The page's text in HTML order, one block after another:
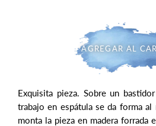
AGREGAR AL
Exquisita pieza. Sobre un
trabajo en espátula se da forma
monta la pieza en madera forrada